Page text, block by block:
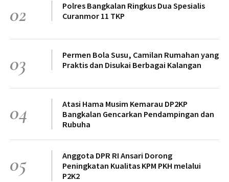
02
Polres Bangkalan Ringkus Dua Spesialis
Curanmor 11 TKP
03
Permen Bola Susu, Camilan Rumahan yang
Praktis dan Disukai Berbagai Kalangan
04
Atasi Hama Musim Kemarau DP2KP
Bangkalan Gencarkan Pendampingan dan
Rubuha
05
Anggota DPR RI Ansari Dorong
Peningkatan Kualitas KPM PKH melalui
P2K2